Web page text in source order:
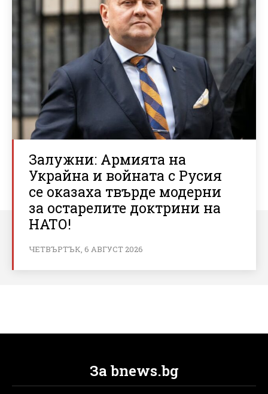
Залужни: Армията на
Украйна и войната с Русия
се оказаха твърде модерни
за остарелите доктрини на
НАТО!
ЧЕТВЪРТЪК, 6 АВГУСТ 2026
За bnews.bg